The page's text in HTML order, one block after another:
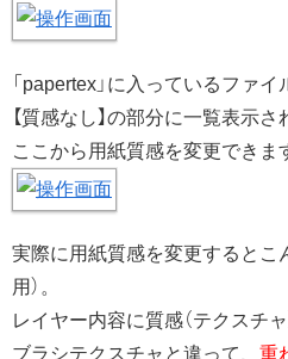
「papertex」に入っているファイ
【質感なし】の部分に一覧表示さ
ここから用紙質感を変更できま
実際に用紙質感を変更するとこ
用）。
レイヤー内容に質感（テクスチ
ブラシテクスチャと違って、 重